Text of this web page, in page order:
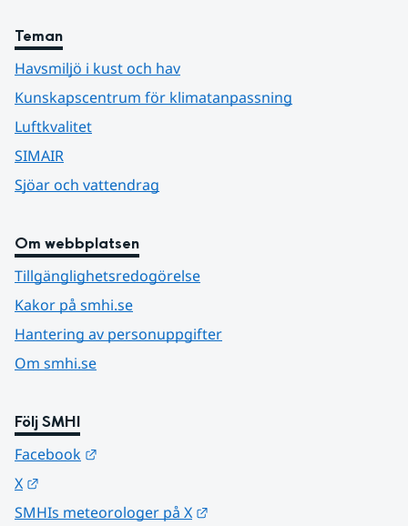
Teman
Havsmiljö i kust och hav
Kunskapscentrum för klimatanpassning
Luftkvalitet
SIMAIR
Sjöar och vattendrag
Om webbplatsen
Tillgänglighetsredogörelse
Kakor på smhi.se
Hantering av personuppgifter
Om smhi.se
Följ SMHI
Facebook
X
SMHIs meteorologer på X